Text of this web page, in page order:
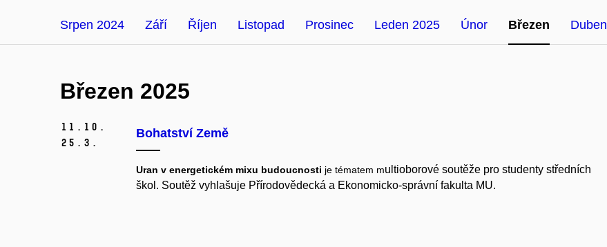
Srpen 2024 Září Říjen Listopad Prosinec Leden 2025 Únor Březen Duben
Březen 2025
11. 10.
25. 3.
Bohatství Země
Uran v energetickém mixu budoucnosti je tématem multioborové soutěže pro studenty středních
škol. Soutěž vyhlašuje Přírodovědecká a Ekonomicko-správní fakulta MU.